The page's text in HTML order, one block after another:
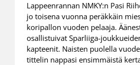
Lappeenrannan NMKY:n Pasi
jo toisena vuonna peräkkäin
koripallon vuoden pelaaja.
osallistuivat Sparliiga-
kapteenit. Naisten puolella
tittelin nappasi ensimmäistä